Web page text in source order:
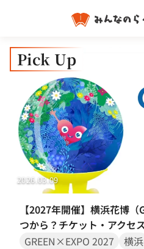
Pick Up
2026.03.09
【2027年開催】横浜花博
つから？チケット・アクセ
GREEN×EXPO 2027
横浜